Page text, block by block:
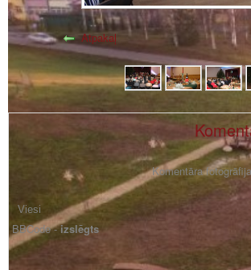
Atpakaļ
Komentāra
BBCode -izslēgts